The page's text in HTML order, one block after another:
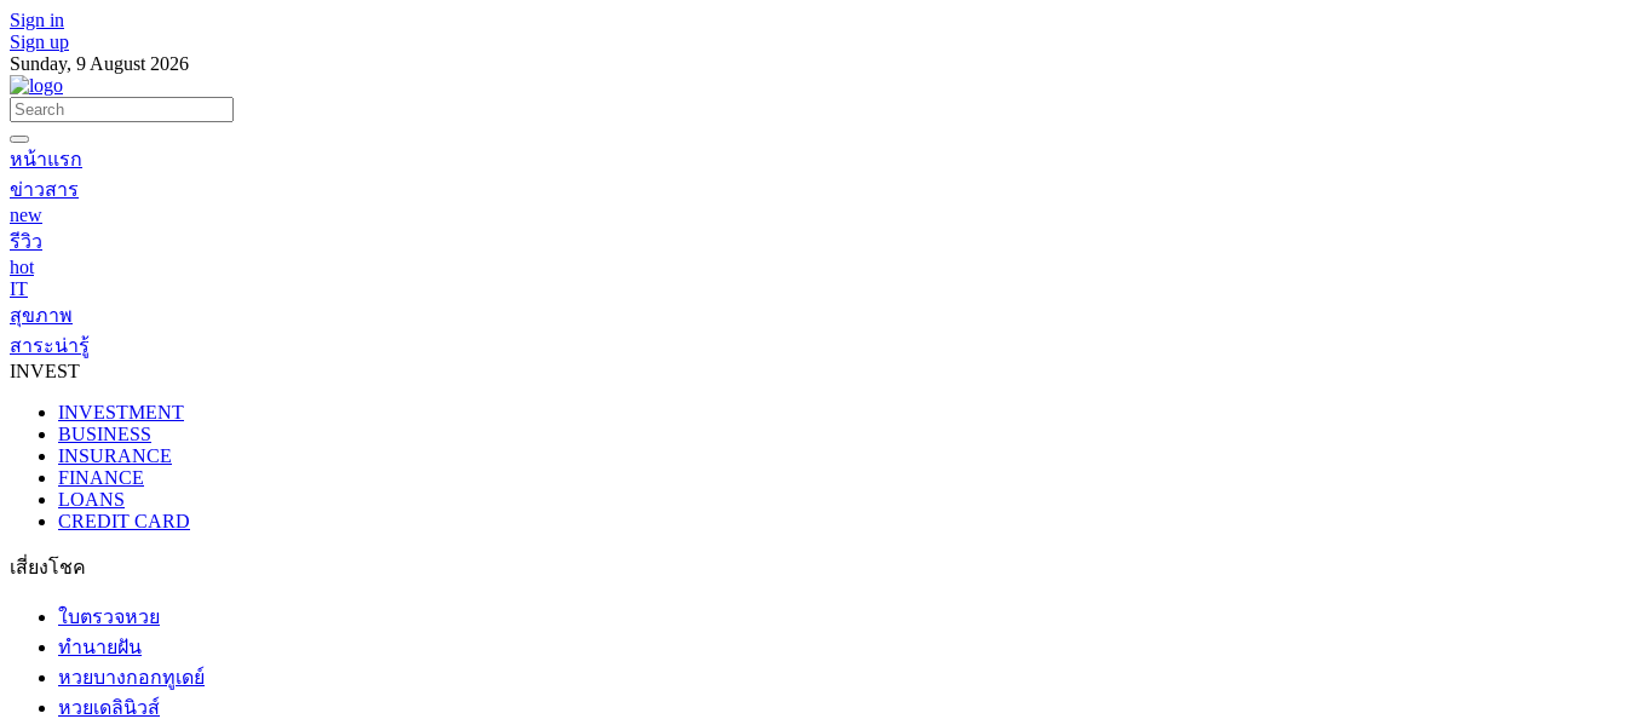
Sign in
Sign up
Sunday, 9 August 2026
หน้าแรก
ข่าวสาร
new
รีวิว
hot
IT
สุขภาพ
สาระน่ารู้
INVEST
INVESTMENT
BUSINESS
INSURANCE
FINANCE
LOANS
CREDIT CARD
เสี่ยงโชค
ใบตรวจหวย
ทำนายฝัน
หวยบางกอกทูเดย์
หวยเดลินิวส์